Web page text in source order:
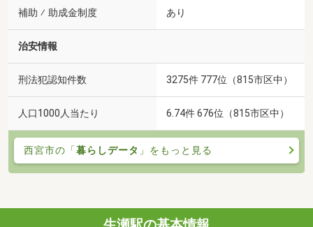
補助 ⁄ 助成金制度 あり
治安情報
刑法犯認知件数 3275件 777位（815市区中）
人口1000人当たり 6.74件 676位（815市区中）
西宮市の「暮らしデータ 」をもっと見る